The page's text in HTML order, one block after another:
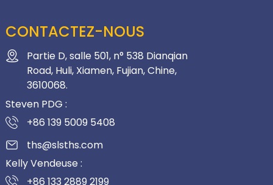
CONTACTEZ-NOUS
Partie D, salle 501, n° 538 Dianqian
Road, Huli, Xiamen, Fujian, Chine,
3610068.
Steven PDG :
+86 139 5009 5408
ths@slsths.com
Kelly Vendeuse :
+86 133 2889 2199